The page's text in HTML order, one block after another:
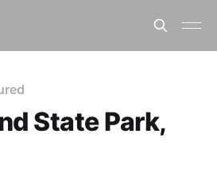
State Park,